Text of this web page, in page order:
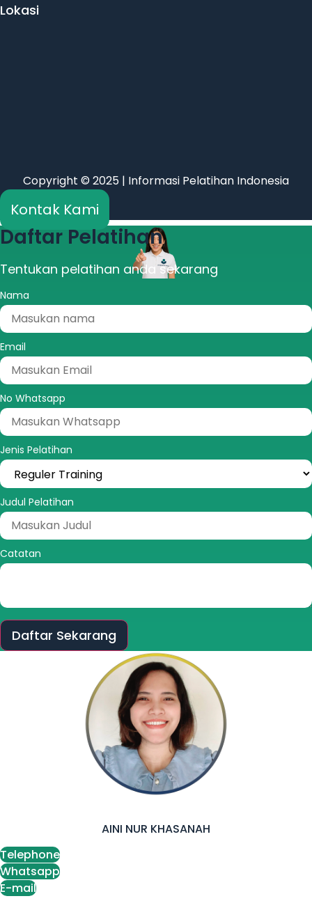
Lokasi
Copyright © 2025 | Informasi Pelatihan Indonesia
Kontak Kami
Daftar Pelatihan
Tentukan pelatihan anda sekarang
Nama
Email
No Whatsapp
Jenis Pelatihan
Judul Pelatihan
Catatan
Daftar Sekarang
AINI NUR KHASANAH
Telephone
Whatsapp
E-mail